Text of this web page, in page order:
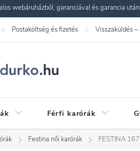
webáruházból, garanciával és garancia
Postaköltség és fizetés Visszaküldés –
Férfi karórák
Festina női karórák FESTINA